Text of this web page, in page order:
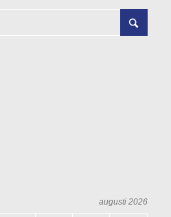
augusti 2026